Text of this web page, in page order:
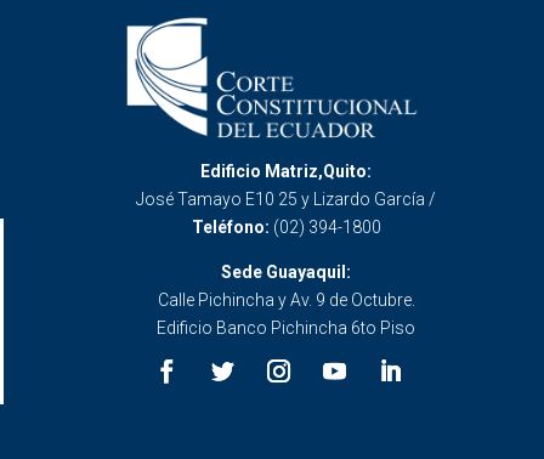
Edificio Matriz,Quito:
José Tamayo E10 25 y Lizardo García /
Teléfono: (02) 394-1800
Sede Guayaquil:
Calle Pichincha y Av. 9 de Octubre.
Edificio Banco Pichincha 6to Piso